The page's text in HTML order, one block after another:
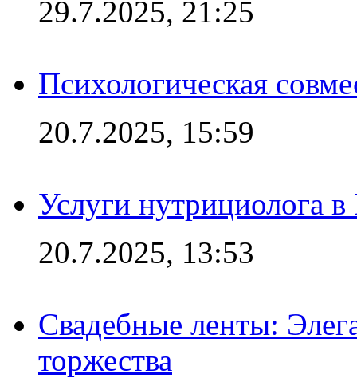
29.7.2025, 21:25
Психологическая
20.7.2025, 15:59
Услуги нутрициолога
20.7.2025, 13:53
Свадебные ленты:
торжества